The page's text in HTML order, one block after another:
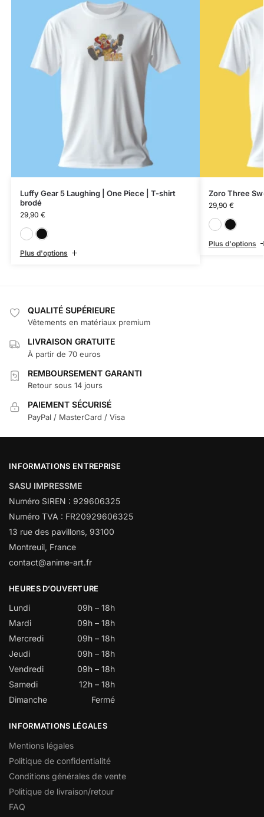
Luffy Gear 5 Laughing | One Piece | T-shirt
brodé
29,90 €
Plus d'options
Zoro Three
29,90 €
Plus d'options
QUALITÉ SUPÉRIEURE
Vêtements en matériaux premium
LIVRAISON GRATUITE
À partir de 70 euros
REMBOURSEMENT GARANTI
Retour sous 14 jours
PAIEMENT SÉCURISÉ
PayPal / MasterCard / Visa
INFORMATIONS ENTREPRISE
SASU IMPRESSME
Numéro SIREN : 929606325
Numéro TVA : FR20929606325
13 rue des pavillons, 93100
Montreuil, France
contact@anime-art.fr
HEURES D’OUVERTURE
Lundi
09h – 18h
Mardi
09h – 18h
Mercredi
09h – 18h
Jeudi
09h – 18h
Vendredi
09h – 18h
Samedi
12h – 18h
Dimanche
Fermé
INFORMATIONS LÉGALES
Mentions légales
Politique de confidentialité
Conditions générales de vente
Politique de livraison/retour
FAQ